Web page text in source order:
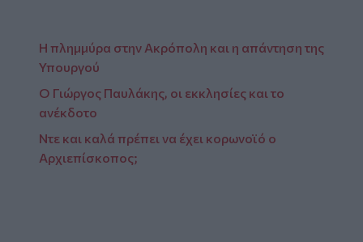
Η πλημμύρα στην Ακρόπολη και η απάντηση της
Υπουργού
Ο Γιώργος Παυλάκης, οι εκκλησίες και το
ανέκδοτο
Ντε και καλά πρέπει να έχει κορωνοϊό ο
Αρχιεπίσκοπος;